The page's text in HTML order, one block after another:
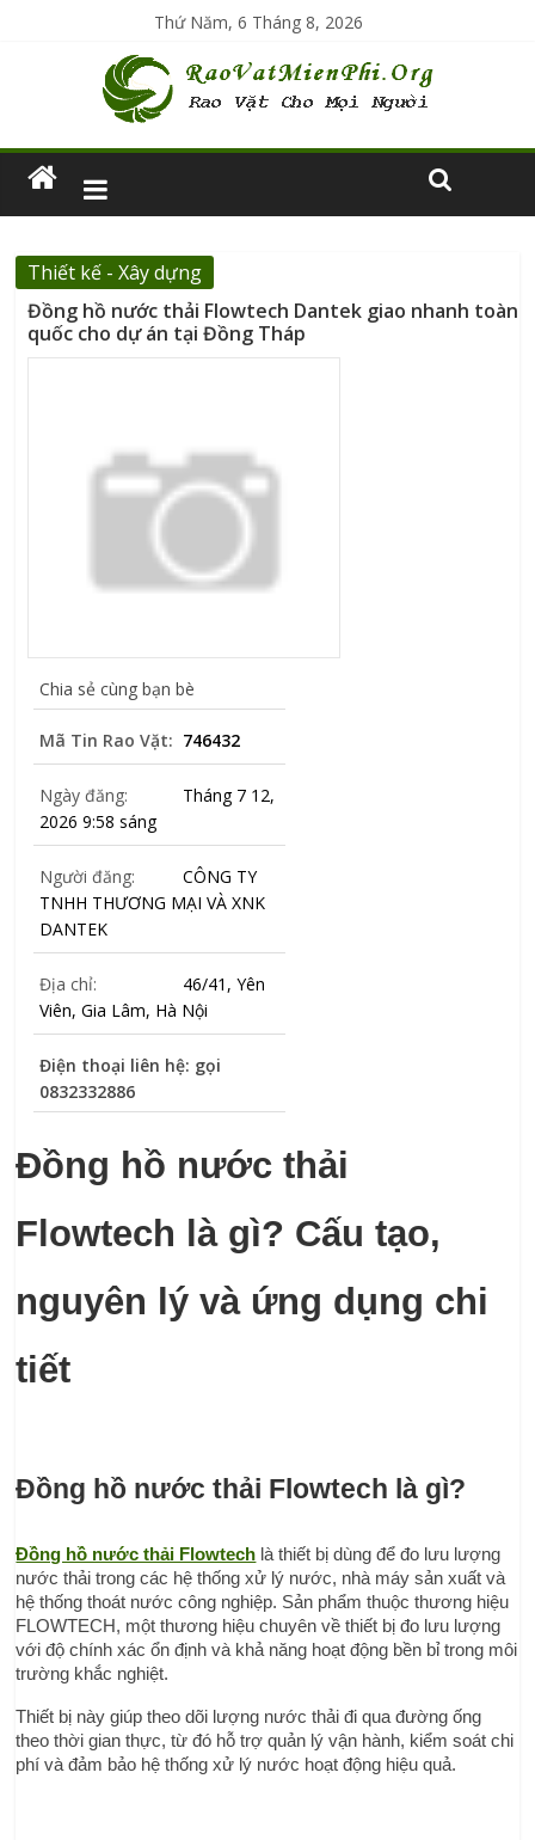
Thứ Năm, 6 Tháng 8, 2026
Thiết kế - Xây dựng
Đồng hồ nước thải Flowtech Dantek giao nhanh toàn
quốc cho dự án tại Đồng Tháp
Chia sẻ cùng bạn bè
Mã Tin Rao Vặt: 746432
Ngày đăng:
Tháng 7 12,
2026 9:58 sáng
Người đăng:
CÔNG TY
TNHH THƯƠNG MẠI VÀ XNK
DANTEK
Địa chỉ:
46/41, Yên
Viên, Gia Lâm, Hà Nội
Điện thoại liên hệ: gọi
0832332886
Đồng hồ nước thải
Flowtech là gì? Cấu tạo,
nguyên lý và ứng dụng chi
tiết
Đồng hồ nước thải Flowtech là gì?
Đồng hồ nước thải Flowtech là thiết bị dùng để đo lưu lượng
nước thải trong các hệ thống xử lý nước, nhà máy sản xuất và
hệ thống thoát nước công nghiệp. Sản phẩm thuộc thương hiệu
FLOWTECH, một thương hiệu chuyên về thiết bị đo lưu lượng
với độ chính xác ổn định và khả năng hoạt động bền bỉ trong môi
trường khắc nghiệt.
Thiết bị này giúp theo dõi lượng nước thải đi qua đường ống
theo thời gian thực, từ đó hỗ trợ quản lý vận hành, kiểm soát chi
phí và đảm bảo hệ thống xử lý nước hoạt động hiệu quả.